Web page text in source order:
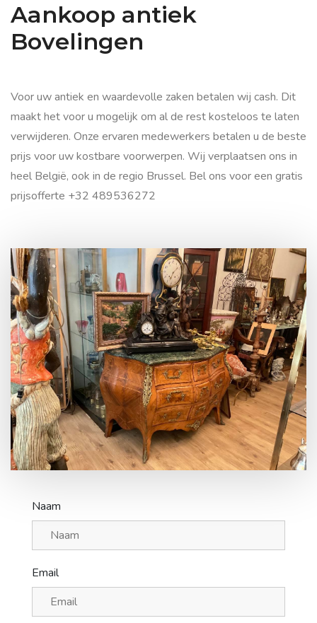
Aankoop antiek
Bovelingen
Voor uw antiek en waardevolle zaken betalen wij cash. Dit
maakt het voor u mogelijk om al de rest kosteloos te laten
verwijderen. Onze ervaren medewerkers betalen u de beste
prijs voor uw kostbare voorwerpen. Wij verplaatsen ons in
heel België, ook in de regio Brussel. Bel ons voor een gratis
prijsofferte +32 489536272
Contact
Naam
Email